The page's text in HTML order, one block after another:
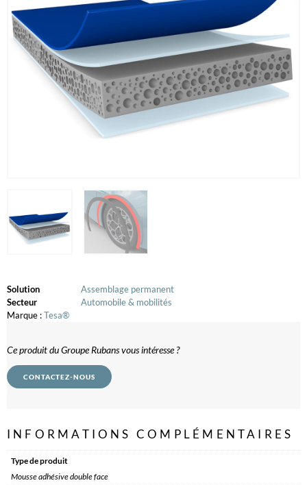
Solution
Assemblage permanent
Secteur
Automobile & mobilités
Marque :Tesa®
Ce produit du Groupe Rubans vous intéresse ?
CONTACTEZ-NOUS
INFORMATIONS COMPLÉMENTAIRES
Type de produit
Mousse adhésive double face